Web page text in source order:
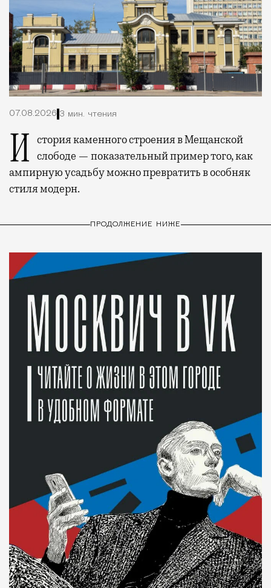
07.08.2026 3 мин. чтения
История каменного строения в Мещанской слободе — показательный пример того, как
ампирную усадьбу можно превратить в особняк
стиля модерн.
ПРОДОЛЖЕНИЕ НИЖЕ